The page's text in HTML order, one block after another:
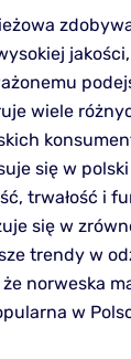
wiele
się w
trwałość i
się w
trendy w
norweska
w